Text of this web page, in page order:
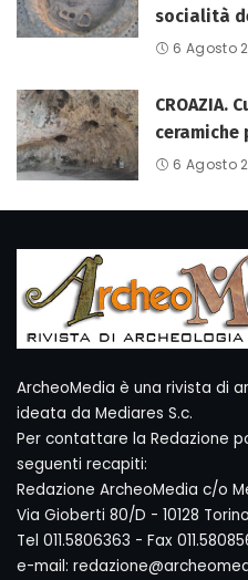
socialità
6 Agosto
CROAZIA.
ceramiche
6 Agosto
ArcheoMedia è una rivista di
ideata da Mediares S.c.
Per contattare la Redazione
seguenti recapiti:
Redazione ArcheoMedia c/o
Via Gioberti 80/D - 10128 Torino
Tel 011.5806363 - Fax
e-mail: